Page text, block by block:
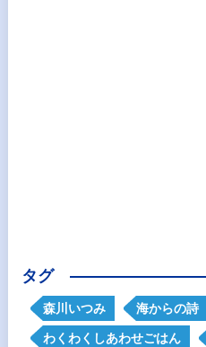
タグ
森川いつみ 海からの詩
わくわくしあわせごはん